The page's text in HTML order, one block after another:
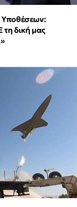
Υποθέσεων:
δική μας